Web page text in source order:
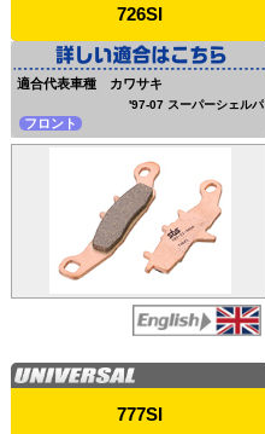
726SI
適合代表車種 カワサキ
'97-07 スーパーシェルパ
フロント
777SI